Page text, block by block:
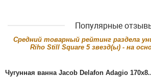
Популярные
Cредний товарный рейтинг раздела
Riho Still Square 5звезд(ы) - на
Чугунная ванна Jacob Delafon Adagio